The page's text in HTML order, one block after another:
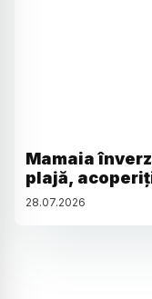
Mamaia
plajă,
28.07.2026